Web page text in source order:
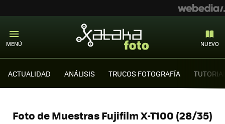
MENÚ NUEVO
ACTUALIDAD ANÁLISIS TRUCOS FOTOGRAFÍA
Foto de Muestras Fujifilm X-T100 (28/35)